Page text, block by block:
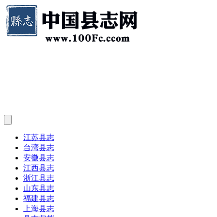
江苏县志
台湾县志
安徽县志
江西县志
浙江县志
山东县志
福建县志
上海县志